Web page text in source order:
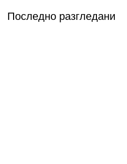
Последно разгледани